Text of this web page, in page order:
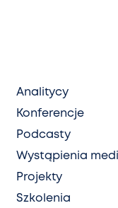
Analitycy
Konferencje
Podcasty
Wystąpienia
Projekty
Szkolenia